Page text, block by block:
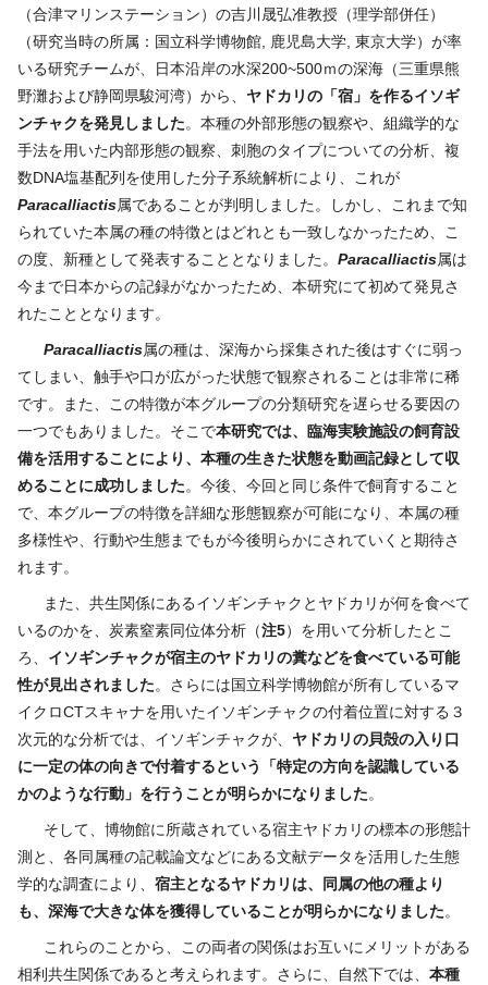
（合津マリンステーション）の吉川晟弘准教授（理学部併任）
（研究当時の所属：国立科学博物館, 鹿児島大学, 東京大学）が率
いる研究チームが、日本沿岸の水深200~500ｍの深海（三重県熊
野灘および静岡県駿河湾）から、 ヤドカリの「宿」を作るイソギ
ンチャクを発見しました。本種の外部形態の観察や、組織学的な
手法を用いた内部形態の観察、刺胞のタイプについての分析、複
数DNA塩基配列を使用した分子系統解析により、これが
Paracalliactis属であることが判明しました。しかし、これまで知
られていた本属の種の特徴とはどれとも一致しなかったため、こ
の度、新種として発表することとなりました。 Paracalliactis属は
今まで日本からの記録がなかったため、本研究にて初めて発見さ
れたこととなります。
Paracalliactis属の種は、深海から採集された後はすぐに弱っ
てしまい、触手や口が広がった状態で観察されることは非常に稀
です。また、この特徴が本グループの分類研究を遅らせる要因の
一つでもありました。そこで本研究では、臨海実験施設の飼育設
備を活用することにより、本種の生きた状態を動画記録として収
めることに成功しました。今後、今回と同じ条件で飼育すること
で、本グループの特徴を詳細な形態観察が可能になり、本属の種
多様性や、行動や生態までもが今後明らかにされていくと期待さ
れます。
また、共生関係にあるイソギンチャクとヤドカリが何を食べて
いるのかを、炭素窒素同位体分析（注5）を用いて分析したとこ
ろ、 イソギンチャクが宿主のヤドカリの糞などを食べている可能
性が見出されました。さらには国立科学博物館が所有しているマ
イクロCTスキャナを用いたイソギンチャクの付着位置に対する３
次元的な分析では、イソギンチャクが、 ヤドカリの貝殻の入り口
に一定の体の向きで付着するという「特定の方向を認識している
かのような行動」を行う ことが明らかになりました。
そして、博物館に所蔵されている宿主ヤドカリの標本の形態計
測と、各同属種の記載論文などにある文献データを活用した生態
学的な調査により、 宿主となるヤドカリは、同属の他の種より
も、深海で大きな体を獲得していることが明らかになりました。
これらのことから、この両者の関係はお互いにメリットがある
相利共生関係であると考えられます。さらに、自然下では、 本種